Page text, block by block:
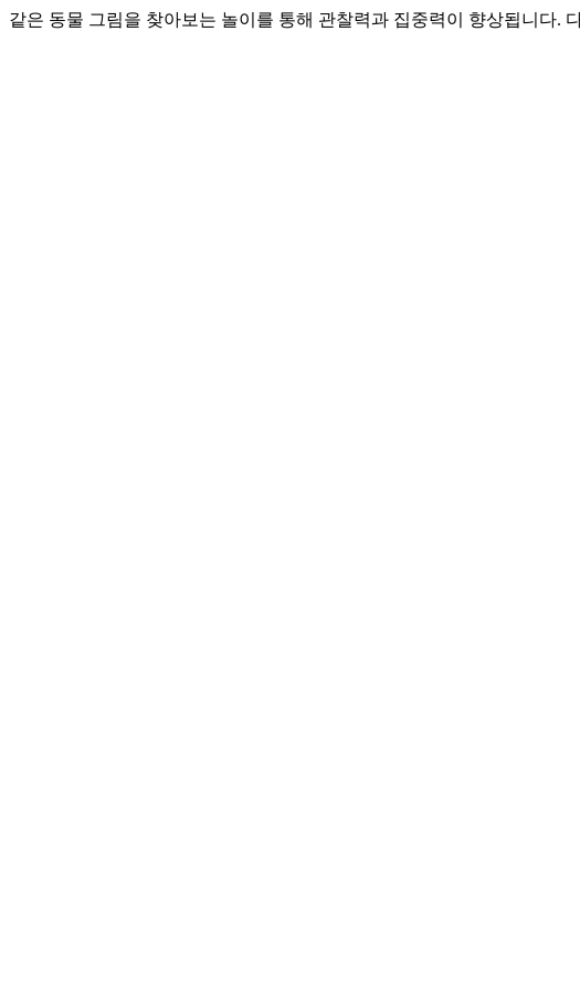
같은 동물 그림을 찾아보는 놀이를 통해 관찰력과 집중력이 향상됩니다.